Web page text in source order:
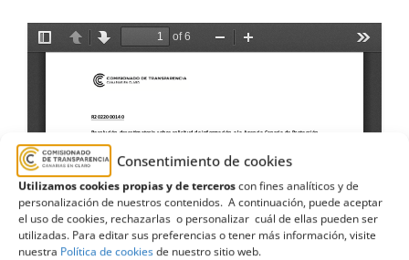
Consentimiento de cookies
Utilizamos cookies propias y de terceroscon fines analíticos y de
personalización de nuestros contenidos. A continuación, puede aceptar
el uso de cookies, rechazarlas o personalizar cuál de ellas pueden ser
utilizadas. Para editar sus preferencias o tener más información, visite
nuestra Política de cookiesde nuestro sitio web.